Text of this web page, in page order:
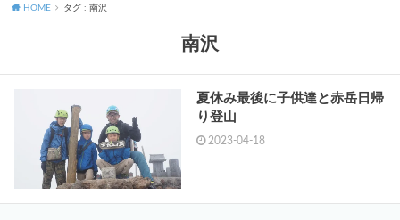
HOME タグ : 南沢
南沢
夏休み最後に子供達と赤岳日帰
り登山
2023-04-18